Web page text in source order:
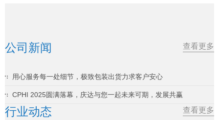
公司新闻 查看更多
用心服务每一处细节，极致包装出货力求客户安心
CPHI 2025圆满落幕，庆达与您一起未来可期，发展共赢
行业动态 查看更多